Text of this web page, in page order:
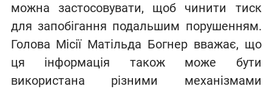
можна застосовувати, щоб чинити тиск
для запобігання подальшим порушенням.
Голова Місії Матільда Богнер вважає, що
ця інформація також може бути
використана різними механізмами